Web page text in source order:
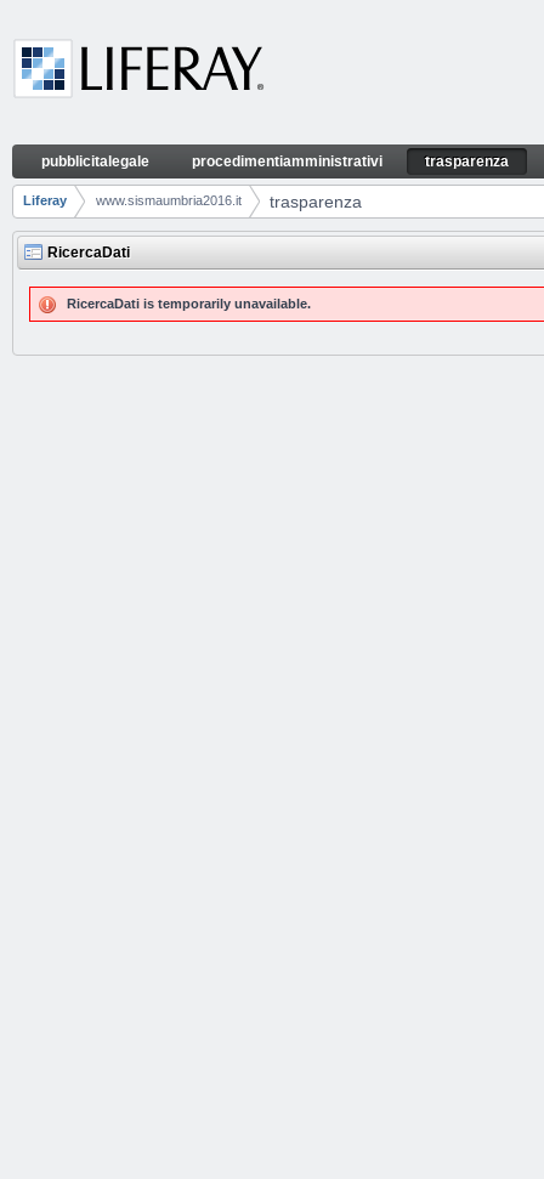
trasparenza
Navigation
pubblicitalegale procedimentiamministrativi trasparenza
Breadcrumbs
Liferay www.sismaumbria2016.it trasparenza
RicercaDati
RicercaDati is temporarily unavailable.